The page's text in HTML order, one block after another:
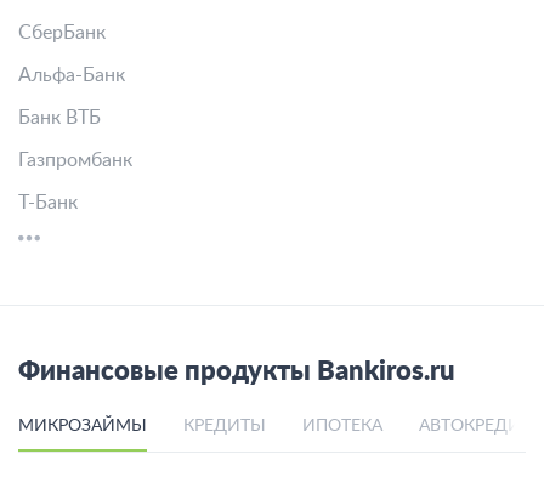
СберБанк
Альфа-Банк
Банк ВТБ
Газпромбанк
Т-Банк
Финансовые продукты Bankiros.ru
МИКРОЗАЙМЫ КРЕДИТЫ ИПОТЕКА